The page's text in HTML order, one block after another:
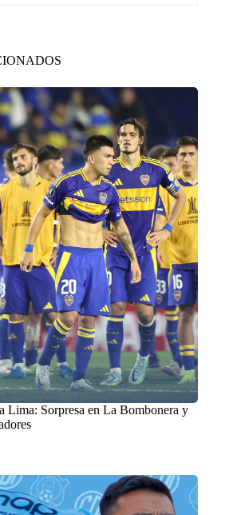
Lima: Sorpresa en La Bombonera y